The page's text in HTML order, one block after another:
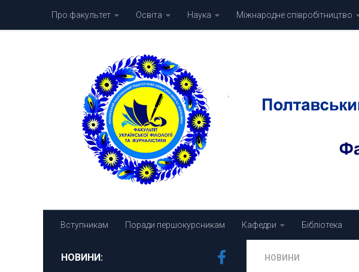
Skip to contentПро факультет Освіта Наука Міжнародне співробітництво
Вступникам Поради першокурсникам Кафедри Бібліотека
НОВИНИ
НОВИНИ: